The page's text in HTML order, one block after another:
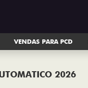
VENDAS PARA PCD
2026